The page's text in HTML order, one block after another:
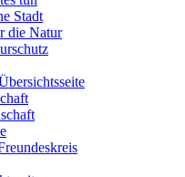
Stadt
die Natur